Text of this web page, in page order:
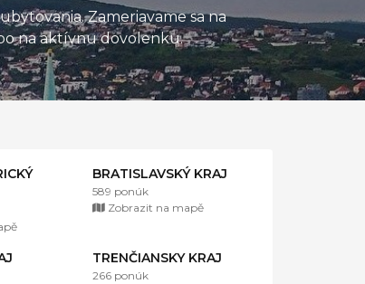
Zameriavame sa na
na aktívnu dovolenku.
BRATISLAVSKÝ KRAJ
589 ponúk
Zobrazit na mapě
TRENČIANSKY KRAJ
266 ponúk